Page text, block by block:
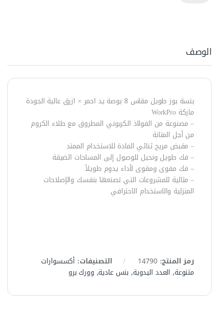
الوصف
بنسة بوز طويل مقاس 8 بوصة يد احمر × ازرق عالية الجودة
ماركة WorkPro
– مصنوعة من الفولاذ الكربوني المطروق مع طلاء الكروم
من أجل المتانة
– مقبض مريح ثنائي المادة للاستخدام الممتد
– فك طويل ونحيل للوصول إلى المساحات الضيقة
– فك مقوى ومقوى لأداء يدوم طويلاً
– مثالية للمشروعات التي تصنعها بنفسك والإصلاحات
المنزلية والاستخدام الاحترافي
رمز المنتج:14790 التصنيفات: أكسسوارات
متنوعة, العدد اليدوية, بنس عادية, وورك برو